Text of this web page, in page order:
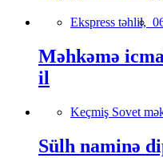
Ekspress təhlil,
Məhkəmə
il
Keçmiş Sovet
Sülh naminə